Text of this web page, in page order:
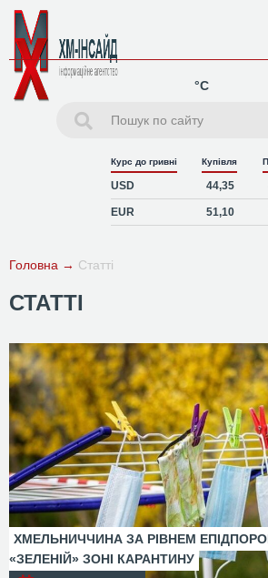
°C
Курс до гривні Купівля
USD 44,35
EUR 51,10
Головна → Статті
СТАТТІ
ХМЕЛЬНИЧЧИНА ЗА РІВНЕМ
«ЗЕЛЕНІЙ» ЗОНІ КАРАНТИНУ